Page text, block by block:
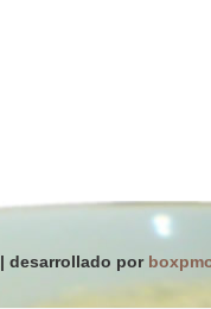
| desarrollado por